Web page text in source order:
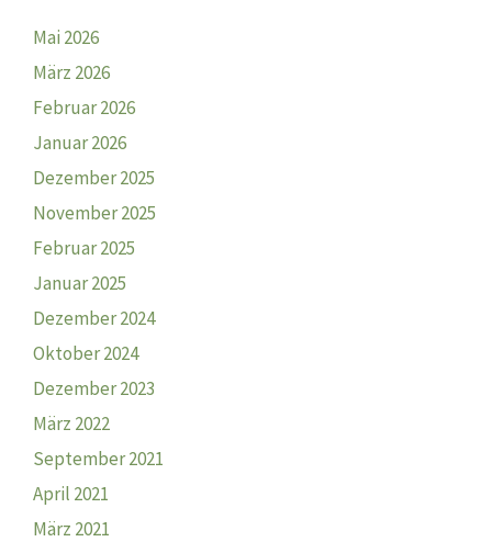
Mai 2026
März 2026
Februar 2026
Januar 2026
Dezember 2025
November 2025
Februar 2025
Januar 2025
Dezember 2024
Oktober 2024
Dezember 2023
März 2022
September 2021
April 2021
März 2021